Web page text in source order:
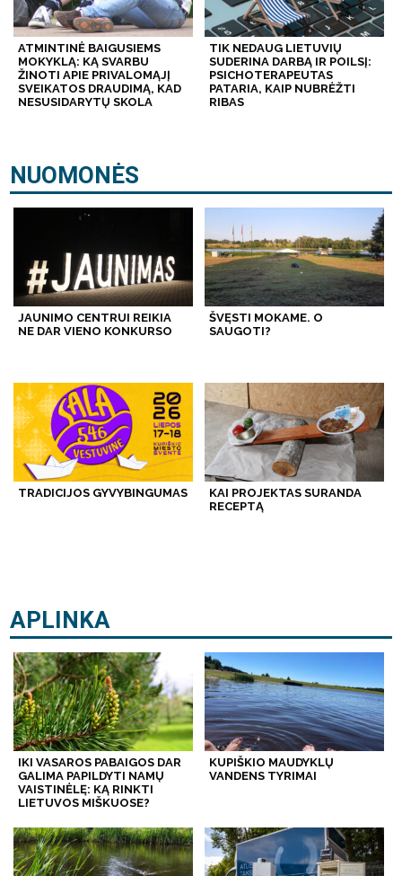
ATMINTINĖ BAIGUSIEMS
MOKYKLĄ: KĄ SVARBU
ŽINOTI APIE PRIVALOMĄJĮ
SVEIKATOS DRAUDIMĄ, KAD
NESUSIDARYTŲ SKOLA
TIK NEDAUG LIETUVIŲ
SUDERINA DARBĄ IR POILSĮ:
PSICHOTERAPEUTAS
PATARIA, KAIP NUBRĖŽTI
RIBAS
NUOMONĖS
JAUNIMO CENTRUI REIKIA
NE DAR VIENO KONKURSO
ŠVĘSTI MOKAME. O
SAUGOTI?
TRADICIJOS GYVYBINGUMAS
KAI PROJEKTAS SURANDA
RECEPTĄ
APLINKA
IKI VASAROS PABAIGOS DAR
GALIMA PAPILDYTI NAMŲ
VAISTINĖLĘ: KĄ RINKTI
LIETUVOS MIŠKUOSE?
KUPIŠKIO MAUDYKLŲ
VANDENS TYRIMAI